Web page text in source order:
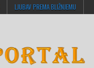
LJUBAV PREMA BLIŽNJEMU